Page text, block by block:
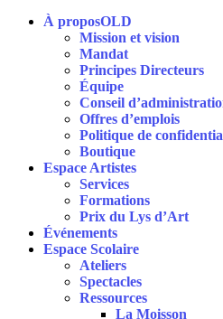
À proposOLD
Mission et vision
Mandat
Principes Directeurs
Équipe
Conseil
Offres d’emplois
Politique de
Boutique
Espace Artistes
Services
Formations
Prix du Lys d’Art
Événements
Espace Scolaire
Ateliers
Spectacles
Ressources
La Moisson